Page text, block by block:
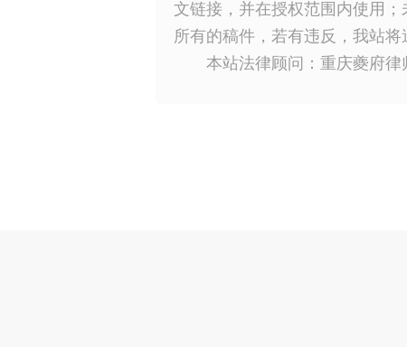
文链接，并在授权范围内使用
所有的稿件，若有违反，我站将
本站法律顾问：重庆夔府律